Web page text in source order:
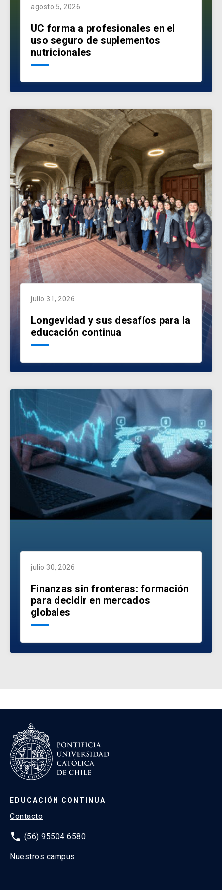
agosto 5, 2026
UC forma a profesionales en el
uso seguro de suplementos
nutricionales
julio 31, 2026
Longevidad y sus desafíos para la
educación continua
julio 30, 2026
Finanzas sin fronteras: formación
para decidir en mercados
globales
EDUCACIÓN CONTINUA
Contacto
phone (56) 95504 6580
Nuestros campus